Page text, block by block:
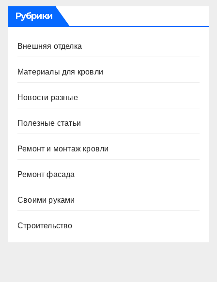
Рубрики
Внешняя отделка
Материалы для кровли
Новости разные
Полезные статьи
Ремонт и монтаж кровли
Ремонт фасада
Своими руками
Строительство